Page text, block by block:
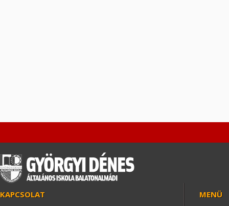
KAPCSOLAT MENÜ